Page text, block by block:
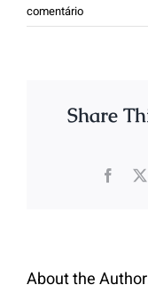
comentário
Share
About the